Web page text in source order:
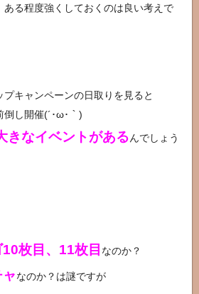
る程度強くしておくのは良い考えで
キャンペーンの日取りを見ると
倒し開催(´･ω･｀)
きなイベントがあるんでしょう
枚目、11枚目 なのか？
なのか？は謎ですが